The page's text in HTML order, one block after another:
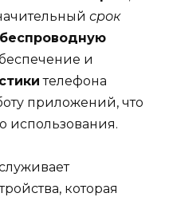
срок
беспроводную
и
телефона
приложений, что
использования.
которая